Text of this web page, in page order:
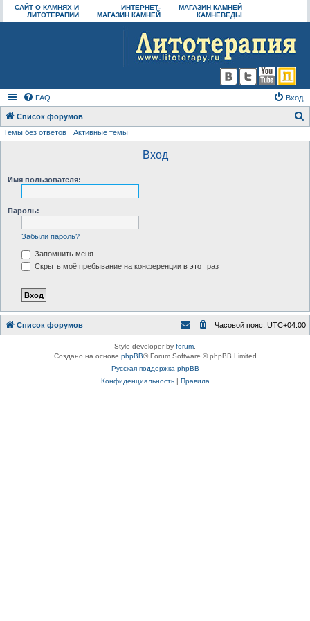
САЙТ О КАМНЯХ И
ЛИТОТЕРАПИИ
ИНТЕРНЕТ-
МАГАЗИН КАМНЕЙ
МАГАЗИН КАМНЕЙ
КАМНЕВЕДЫ
FAQ Вход
Список форумов
Темы без ответов Активные темы
Вход
Имя пользователя:
Пароль:
Забыли пароль?
Запомнить меня
Скрыть моё пребывание на конференции в этот раз
Список форумов Часовой пояс: UTC+04:00
Style developer by forum,
Создано на основе phpBB® Forum Software © phpBB Limited
Русская поддержка phpBB
Конфиденциальность| Правила